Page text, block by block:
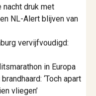
nacht druk met
NL-Alert blijven van
vervijfvoudigd:
in Europa
‘Toch apart
vliegen’